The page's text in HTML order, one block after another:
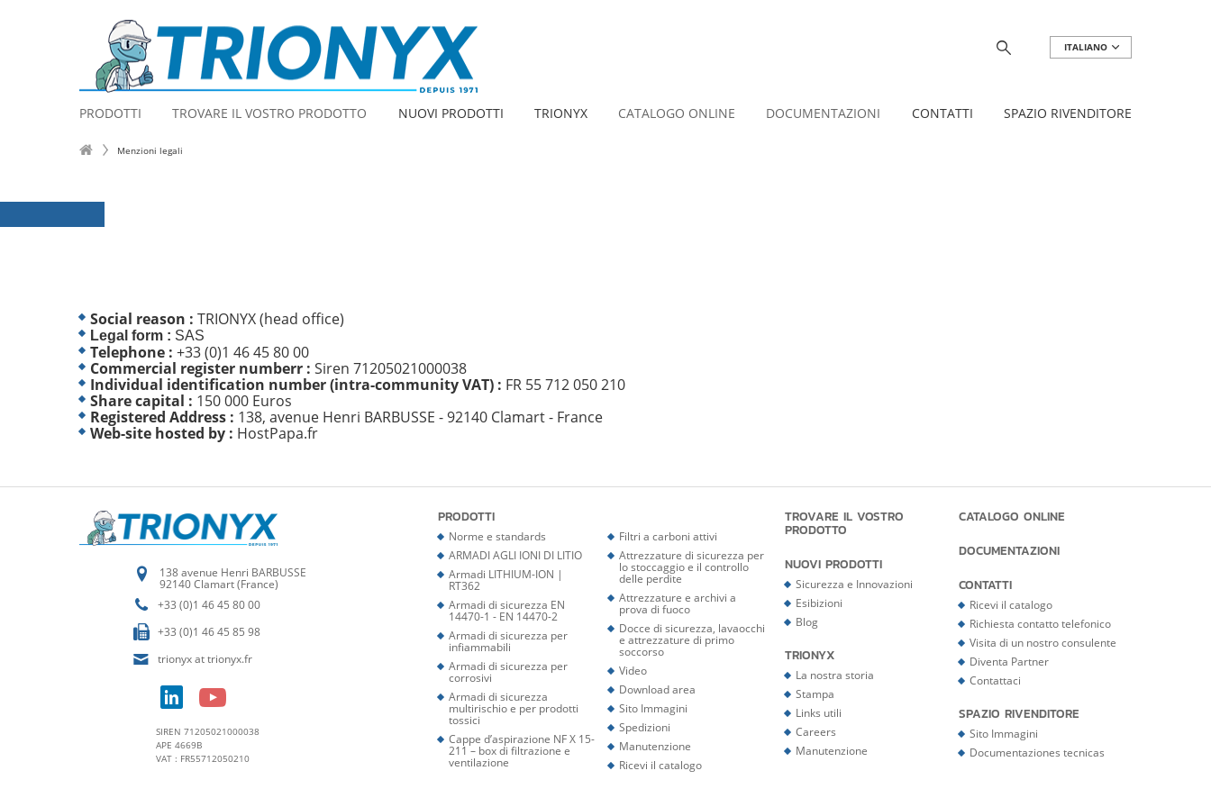
ITALIANO
PRODOTTI TROVARE IL VOSTRO PRODOTTO NUOVI PRODOTTI TRIONYX CATALOGO ONLINE DOCUMENTAZIONI CONTATTI SPAZIO RIVENDITORE
Menzioni legali
Social reason : TRIONYX (head office)
Legal form : SAS
Telephone : +33 (0)1 46 45 80 00
Commercial register numberr : Siren 71205021000038
Individual identification number (intra-community VAT) : FR 55 712 050 210
Share capital : 150 000 Euros
Registered Address : 138, avenue Henri BARBUSSE - 92140 Clamart - France
Web-site hosted by : HostPapa.fr
PRODOTTI
Norme e standards
ARMADI AGLI IONI DI LITIO
Armadi LITHIUM-ION |
RT362
Armadi di sicurezza EN
14470-1 - EN 14470-2
Armadi di sicurezza per
infiammabili
Armadi di sicurezza per
corrosivi
Armadi di sicurezza
multirischio e per prodotti
tossici
Cappe d’aspirazione NF X 15-
211 – box di filtrazione e
ventilazione
Filtri a carboni attivi
Attrezzature di sicurezza per
lo stoccaggio e il controllo
delle perdite
Attrezzature e archivi a
prova di fuoco
Docce di sicurezza, lavaocchi
e attrezzature di primo
soccorso
Video
Download area
Sito Immagini
Spedizioni
Manutenzione
Ricevi il catalogo
TROVARE IL VOSTRO
PRODOTTO
NUOVI PRODOTTI
Sicurezza e Innovazioni
Esibizioni
Blog
TRIONYX
La nostra storia
Stampa
Links utili
Careers
Manutenzione
CATALOGO ONLINE
DOCUMENTAZIONI
CONTATTI
Ricevi il catalogo
Richiesta contatto telefonico
Visita di un nostro consulente
Diventa Partner
Contattaci
SPAZIO RIVENDITORE
Sito Immagini
Documentaziones tecnicas
138 avenue Henri BARBUSSE
92140 Clamart (France)
+33 (0)1 46 45 80 00
+33 (0)1 46 45 85 98
trionyx at trionyx.fr
SIREN 71205021000038
APE 4669B
VAT : FR55712050210